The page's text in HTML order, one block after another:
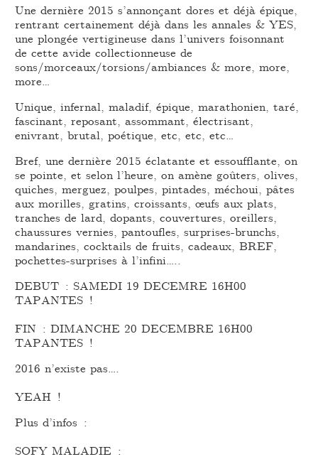
Une dernière 2015 s’annonçant dores et déjà épique,
rentrant certainement déjà dans les annales & YES,
une plongée vertigineuse dans l’univers foisonnant
de cette avide collectionneuse de
sons/morceaux/torsions/ambiances & more, more,
more…
Unique, infernal, maladif, épique, marathonien, taré,
fascinant, reposant, assommant, électrisant,
enivrant, brutal, poétique, etc, etc, etc…
Bref, une dernière 2015 éclatante et essoufflante, on
se pointe, et selon l’heure, on amène goûters, olives,
quiches, merguez, poulpes, pintades, méchoui, pâtes
aux morilles, gratins, croissants, œufs aux plats,
tranches de lard, dopants, couvertures, oreillers,
chaussures vernies, pantoufles, surprises-brunchs,
mandarines, cocktails de fruits, cadeaux, BREF,
pochettes-surprises à l’infini…..
DEBUT : SAMEDI 19 DECEMRE 16H00
TAPANTES !
FIN : DIMANCHE 20 DECEMBRE 16H00
TAPANTES !
2016 n’existe pas….
YEAH !
Plus d’infos :
SOFY MALADIE :